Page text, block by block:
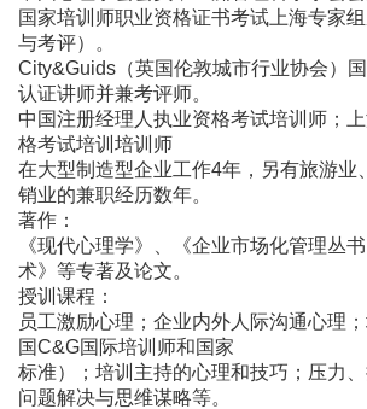
国家培训师职业资格证书考试上海专家
与考评）。
City&Guids（英国伦敦城市行业协会）
认证讲师并兼考评师。
中国注册经理人执业资格考试培训师；
格考试培训培训师
在大型制造型企业工作4年，另有旅游业
销业的兼职经历数年。
著作：
《现代心理学》、《企业市场化管理丛
术》等专著及论文。
授训课程：
员工激励心理；企业内外人际沟通心理
国C&G国际培训师和国家
标准）；培训主持的心理和技巧；压力、
问题解决与思维谋略等。